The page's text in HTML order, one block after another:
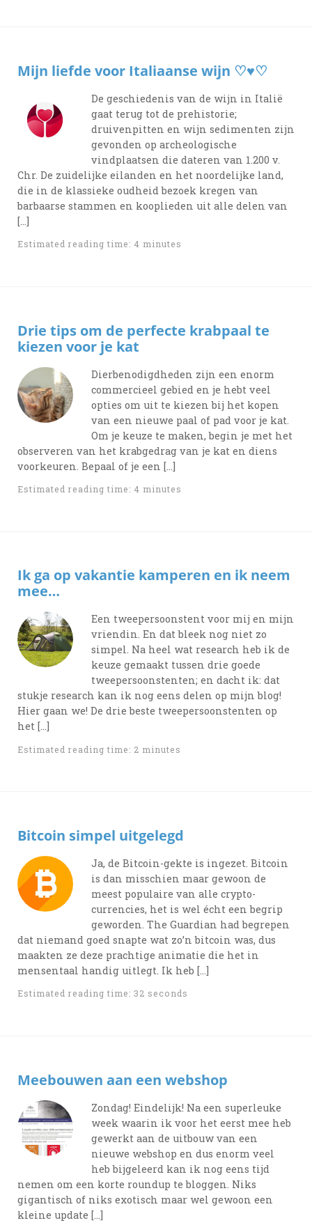
Mijn liefde voor Italiaanse wijn ♡♥♡
De geschiedenis van de wijn in Italië
gaat terug tot de prehistorie;
druivenpitten en wijn sedimenten zijn
gevonden op archeologische
vindplaatsen die dateren van 1.200 v.
Chr. De zuidelijke eilanden en het noordelijke land,
die in de klassieke oudheid bezoek kregen van
barbaarse stammen en kooplieden uit alle delen van
[…]
Estimated reading time: 4 minutes
Drie tips om de perfecte krabpaal te
kiezen voor je kat
Dierbenodigdheden zijn een enorm
commercieel gebied en je hebt veel
opties om uit te kiezen bij het kopen
van een nieuwe paal of pad voor je kat.
Om je keuze te maken, begin je met het
observeren van het krabgedrag van je kat en diens
voorkeuren. Bepaal of je een […]
Estimated reading time: 4 minutes
Ik ga op vakantie kamperen en ik neem
mee…
Een tweepersoonstent voor mij en mijn
vriendin. En dat bleek nog niet zo
simpel. Na heel wat research heb ik de
keuze gemaakt tussen drie goede
tweepersoonstenten; en dacht ik: dat
stukje research kan ik nog eens delen op mijn blog!
Hier gaan we! De drie beste tweepersoonstenten op
het […]
Estimated reading time: 2 minutes
Bitcoin simpel uitgelegd
Ja, de Bitcoin-gekte is ingezet. Bitcoin
is dan misschien maar gewoon de
meest populaire van alle crypto-
currencies, het is wel écht een begrip
geworden. The Guardian had begrepen
dat niemand goed snapte wat zo’n bitcoin was, dus
maakten ze deze prachtige animatie die het in
mensentaal handig uitlegt. Ik heb […]
Estimated reading time: 32 seconds
Meebouwen aan een webshop
Zondag! Eindelijk! Na een superleuke
week waarin ik voor het eerst mee heb
gewerkt aan de uitbouw van een
nieuwe webshop en dus enorm veel
heb bijgeleerd kan ik nog eens tijd
nemen om een korte roundup te bloggen. Niks
gigantisch of niks exotisch maar wel gewoon een
kleine update […]